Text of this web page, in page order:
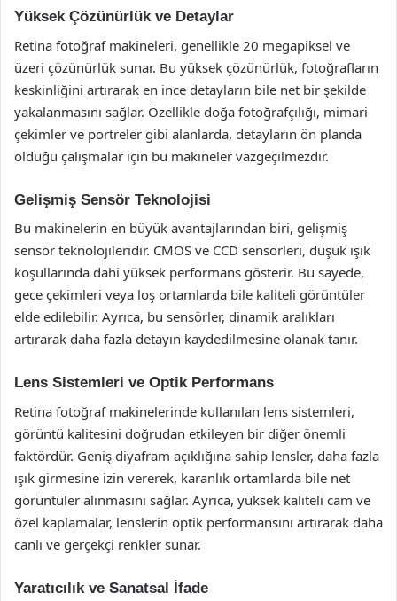
Yüksek Çözünürlük ve Detaylar
Retina fotoğraf makineleri, genellikle 20 megapiksel ve
üzeri çözünürlük sunar. Bu yüksek çözünürlük, fotoğrafların
keskinliğini artırarak en ince detayların bile net bir şekilde
yakalanmasını sağlar. Özellikle doğa fotoğrafçılığı, mimari
çekimler ve portreler gibi alanlarda, detayların ön planda
olduğu çalışmalar için bu makineler vazgeçilmezdir.
Gelişmiş Sensör Teknolojisi
Bu makinelerin en büyük avantajlarından biri, gelişmiş
sensör teknolojileridir. CMOS ve CCD sensörleri, düşük ışık
koşullarında dahi yüksek performans gösterir. Bu sayede,
gece çekimleri veya loş ortamlarda bile kaliteli görüntüler
elde edilebilir. Ayrıca, bu sensörler, dinamik aralıkları
artırarak daha fazla detayın kaydedilmesine olanak tanır.
Lens Sistemleri ve Optik Performans
Retina fotoğraf makinelerinde kullanılan lens sistemleri,
görüntü kalitesini doğrudan etkileyen bir diğer önemli
faktördür. Geniş diyafram açıklığına sahip lensler, daha fazla
ışık girmesine izin vererek, karanlık ortamlarda bile net
görüntüler alınmasını sağlar. Ayrıca, yüksek kaliteli cam ve
özel kaplamalar, lenslerin optik performansını artırarak daha
canlı ve gerçekçi renkler sunar.
Yaratıcılık ve Sanatsal İfade